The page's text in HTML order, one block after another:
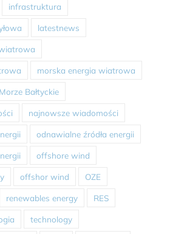
infrastruktura
latestnews
morska energia wiatrowa
Morze Bałtyckie
najnowsze wiadomości
odnawialne źródła energii
offshore wind
offshor wind OZE
renewables energy RES
technology